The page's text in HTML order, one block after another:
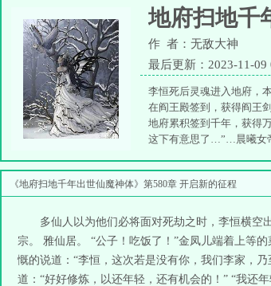
地府扫地千
作 者：无敌大神
最后更新：2023-11-09
李恒死后灵魂进入地府，
在阎王殿签到，获得阎王
地府累积签到千年，获得
这下有意思了…”…晨曦女
气哭了…
《地府扫地千年出世仙魔神体》第580章 开启新的征程
多仙人以为他们必将面对死劫之时，李恒横空
宗。 雅仙居。 “公子！吃饭了！”金凤儿端着上等
慨的说道：“李恒，这次若是没有你，我们李家，
道：“好好修炼，以还年轻，还有机会的！” “我还